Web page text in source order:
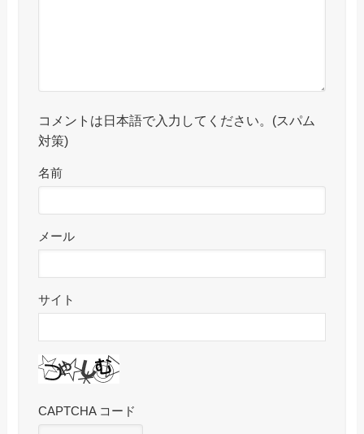
コメントは日本語で入力してください。(スパム
対策)
名前
メール
サイト
CAPTCHA コード